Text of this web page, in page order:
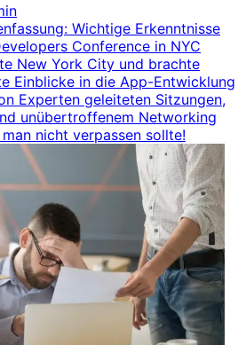
Wichtige Erkenntnisse
Conference in NYC
New York City und brachte
Einblicke in die App-Entwicklung
Experten geleiteten Sitzungen,
unübertroffenem Networking
nicht verpassen sollte!